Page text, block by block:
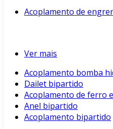
Acoplamento de
Ver mais
Acoplamento bomba
Dailet bipartido
Acoplamento de ferro
Anel bipartido
Acoplamento bipartido